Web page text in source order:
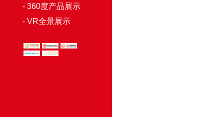
- 360度产品展示
- VR全景展示